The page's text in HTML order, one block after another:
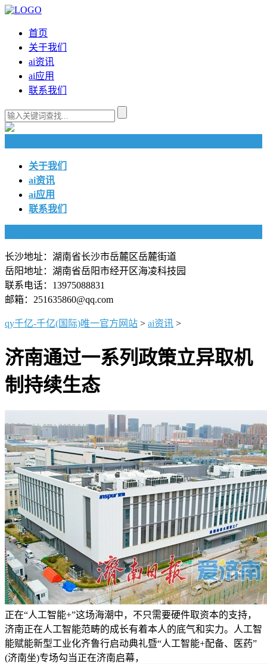
首页
关于我们
ai资讯
ai应用
联系我们
关于我们
ai资讯
ai应用
联系我们
长沙地址：湖南省长沙市岳麓区岳麓街道
岳阳地址：湖南省岳阳市经开区海凌科技园
联系电话：13975088831
邮箱：251635860@qq.com
qy千亿-千亿(国际)唯一官方网站 > ai资讯 >
济南通过一系列政策立异取机
制持续生态
正在“人工智能+”这场海潮中，不只需要硬件取资本的支持，
济南正在人工智能范畴的成长有着本人的底气和实力。人工智
能赋能新型工业化齐鲁行启动典礼暨“人工智能+配备、医药”
(济南坐)专场勾当正在济南启幕，